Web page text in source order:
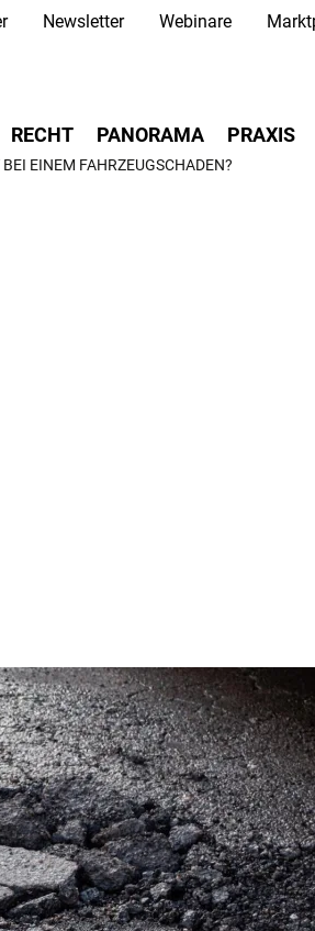
Direkt
Navigation
Newsletter Webinare
RECHT PANORAMA PRAXIS
EINEM FAHRZEUGSCHADEN?